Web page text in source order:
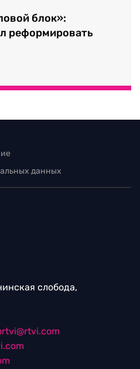
блок»:
реформировать
данных
слобода,